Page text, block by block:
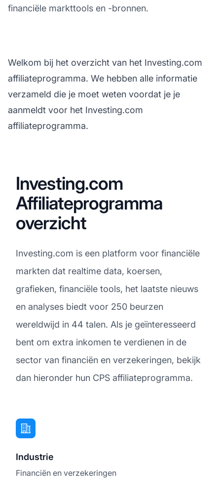
financiële markttools en -bronnen.
Welkom bij het overzicht van het Investing.com
affiliateprogramma. We hebben alle informatie
verzameld die je moet weten voordat je je
aanmeldt voor het Investing.com
affiliateprogramma.
Investing.com
Affiliateprogramma
overzicht
Investing.com is een platform voor financiële
markten dat realtime data, koersen,
grafieken, financiële tools, het laatste nieuws
en analyses biedt voor 250 beurzen
wereldwijd in 44 talen. Als je geïnteresseerd
bent om extra inkomen te verdienen in de
sector van financiën en verzekeringen, bekijk
dan hieronder hun CPS affiliateprogramma.
Industrie
Financiën en verzekeringen